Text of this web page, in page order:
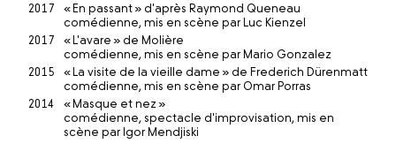
2017
« En passant » d'après Raymond Queneau
comédienne, mis en scène par Luc Kienzel
2017
« L'avare » de Molière
comédienne, mis en scène par Mario Gonzalez
2015
« La visite de la vieille dame » de Frederich Dürenmatt
comédienne, mis en scène par Omar Porras
2014
« Masque et nez »
comédienne, spectacle d'improvisation, mis en
scène par Igor Mendjiski